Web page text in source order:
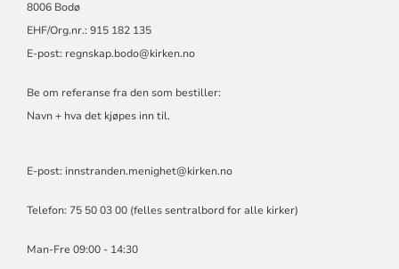
8006 Bodø
EHF/Org.nr.: 915 182 135
E-post: regnskap.bodo@kirken.no
Be om referanse fra den som bestiller:
Navn + hva det kjøpes inn til.
E-post: innstranden.menighet@kirken.no
Telefon: 75 50 03 00 (felles sentralbord for alle kirker)
Man-Fre 09:00 - 14:30